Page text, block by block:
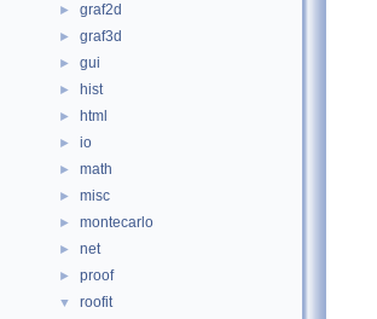
► graf2d
► graf3d
► gui
► hist
► html
► io
► math
► misc
► montecarlo
► net
► proof
▼ roofit